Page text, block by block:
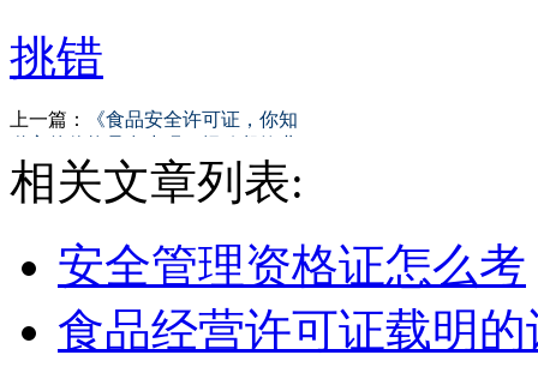
挑错
上一篇：
《食品安全许可证，你知
必备资质成本》
相关文章列表:
安全管理资格证怎么考
食品经营许可证载明